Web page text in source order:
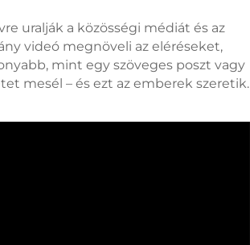
uralják a közösségi médiát és az
videó megnöveli az eléréseket,
mint egy szöveges poszt vagy
mesél – és ezt az emberek szeretik.